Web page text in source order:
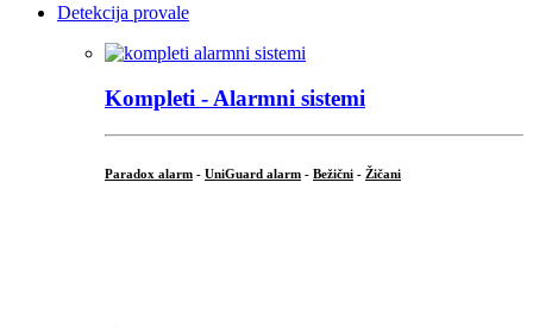
Detekcija provale
Kompleti - Alarmni sistemi
Paradox alarm - UniGuard alarm - Bežični - Žičani